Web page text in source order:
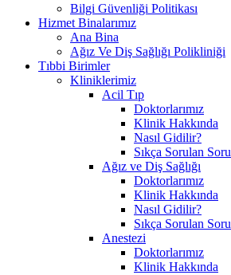
Bilgi Güvenliği Politikası
Hizmet Binalarımız
Ana Bina
Ağız Ve Diş Sağlığı Polikliniği
Tıbbi Birimler
Kliniklerimiz
Acil Tıp
Doktorlarımız
Klinik Hakkında
Nasıl Gidilir?
Sıkça Sorulan
Ağız ve Diş Sağlığı
Doktorlarımız
Klinik Hakkında
Nasıl Gidilir?
Sıkça Sorulan
Anestezi
Doktorlarımız
Klinik Hakkında